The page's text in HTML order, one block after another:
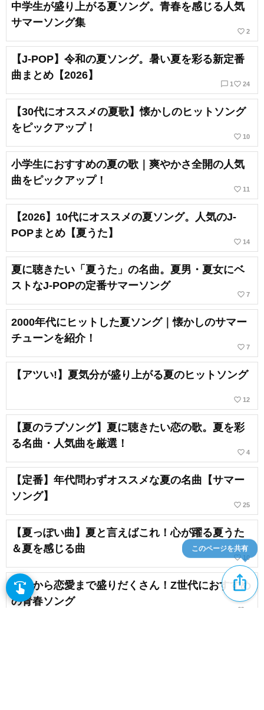
中学生が盛り上がる夏ソング。青春を感じる人気
サマーソング集
favorite_border 2
【J-POP】令和の夏ソング。暑い夏を彩る新定番
曲まとめ【2026】
chat_bubble_outline 1 favorite_border 24
【30代にオススメの夏歌】懐かしのヒットソング
をピックアップ！
favorite_border 10
小学生におすすめの夏の歌｜爽やかさ全開の人気
曲をピックアップ！
favorite_border 11
【2026】10代にオススメの夏ソング。人気のJ-
POPまとめ【夏うた】
favorite_border 14
夏に聴きたい「夏うた」の名曲。夏男・夏女にベ
ストなJ-POPの定番サマーソング
favorite_border 7
2000年代にヒットした夏ソング｜懐かしのサマー
チューンを紹介！
favorite_border 7
【アツい!】夏気分が盛り上がる夏のヒットソング
favorite_border 12
【夏のラブソング】夏に聴きたい恋の歌。夏を彩
る名曲・人気曲を厳選！
favorite_border 4
【定番】年代問わずオススメな夏の名曲【サマー
ソング】
favorite_border 25
【夏っぽい曲】夏と言えばこれ！心が躍る夏うた
＆夏を感じる曲
favorite_border 10
友情から恋愛まで盛りだくさん！Z世代におすすめ
の青春ソング
favorite_border
ios_share
このページを共有
swipe 指先で音楽をブラウズ